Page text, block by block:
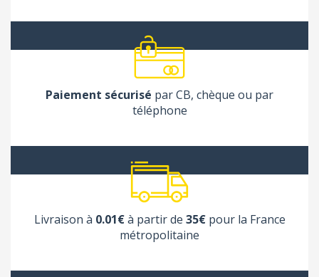
Paiement sécurisé par CB, chèque ou par
téléphone
Livraison à 0.01€à partir de 35€pour la France
métropolitaine